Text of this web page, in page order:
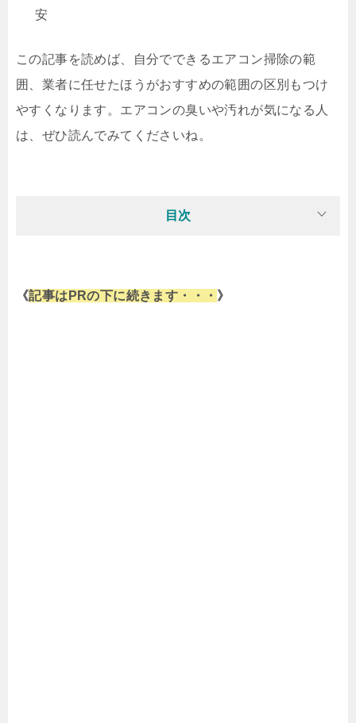
安
この記事を読めば、自分でできるエアコン掃除の範
囲、業者に任せたほうがおすすめの範囲の区別もつけ
やすくなります。エアコンの臭いや汚れが気になる人
は、ぜひ読んでみてくださいね。
目次
《記事はPRの下に続きます・・・ 》